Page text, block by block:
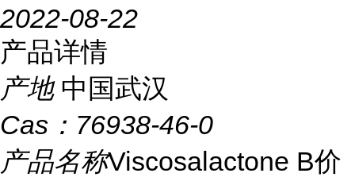
2022-08-22
产品详情
产地 中国武汉
Cas： 76938-46-0
产品名称Viscosalactone B价